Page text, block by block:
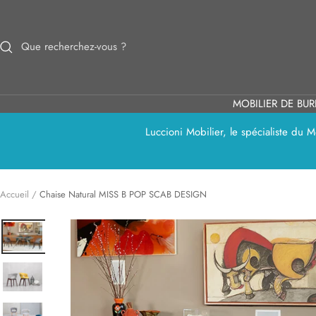
contenu
MOBILIER DE
Luccioni Mobilier, le spécialiste du
Accueil Chaise Natural MISS B POP SCAB DESIGN